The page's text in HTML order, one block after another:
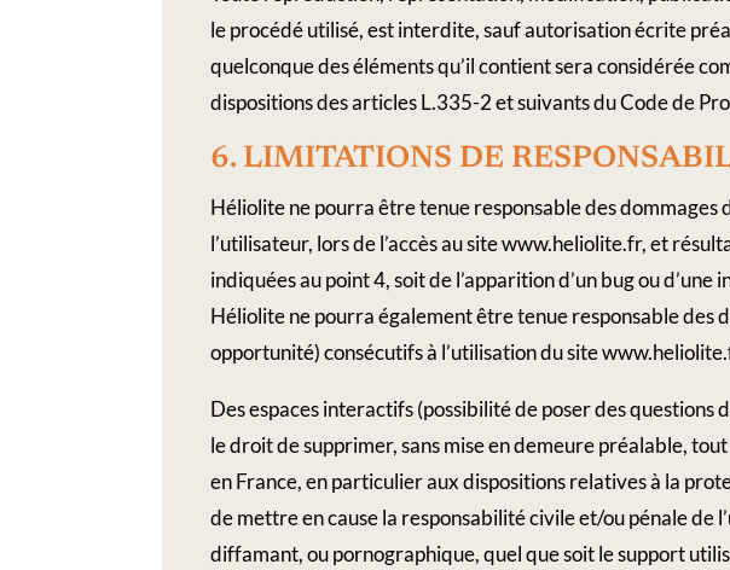
le procédé utilisé, est interdite, sauf autorisation écrite
quelconque des éléments qu’il contient sera considérée
dispositions des articles L.335-2 et suivants du Code de
6.​ LIMITATIONS​ ​DE​
Héliolite ne pourra être tenue responsable des
l’utilisateur, lors de l’accès au site www.heliolite.fr, et
indiquées au point 4, soit de l’apparition d’un bug ou d’une
Héliolite ne pourra également être tenue responsable des
opportunité) consécutifs à l’utilisation du site
Des espaces interactifs (possibilité de poser des questions
le droit de supprimer, sans mise en demeure préalable,
en France, en particulier aux dispositions relatives à la
de mettre en cause la responsabilité civile et/ou pénale de
diffamant, ou pornographique, quel que soit le support